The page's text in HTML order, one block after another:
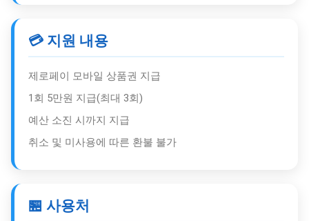
💳 지원 내용
제로페이 모바일 상품권 지급
1회 5만원 지급(최대 3회)
예산 소진 시까지 지급
취소 및 미사용에 따른 환불 불가
🏪 사용처